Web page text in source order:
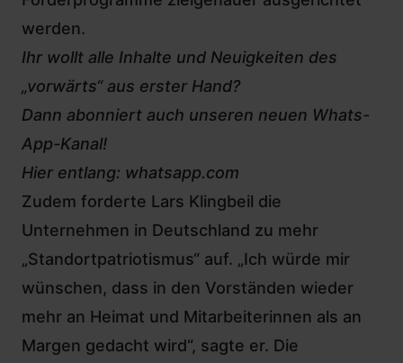
werden.
Ihr wollt alle Inhalte und Neuigkeiten des
„vorwärts“ aus erster Hand?
Dann abonniert auch unseren neuen Whats-
App-Kanal!
Hier entlang: whatsapp.com
Zudem forderte Lars Klingbeil die
Unternehmen in Deutschland zu mehr
„Standortpatriotismus“ auf. „Ich würde mir
wünschen, dass in den Vorständen wieder
mehr an Heimat und Mitarbeiterinnen als an
Margen gedacht wird“, sagte er. Die